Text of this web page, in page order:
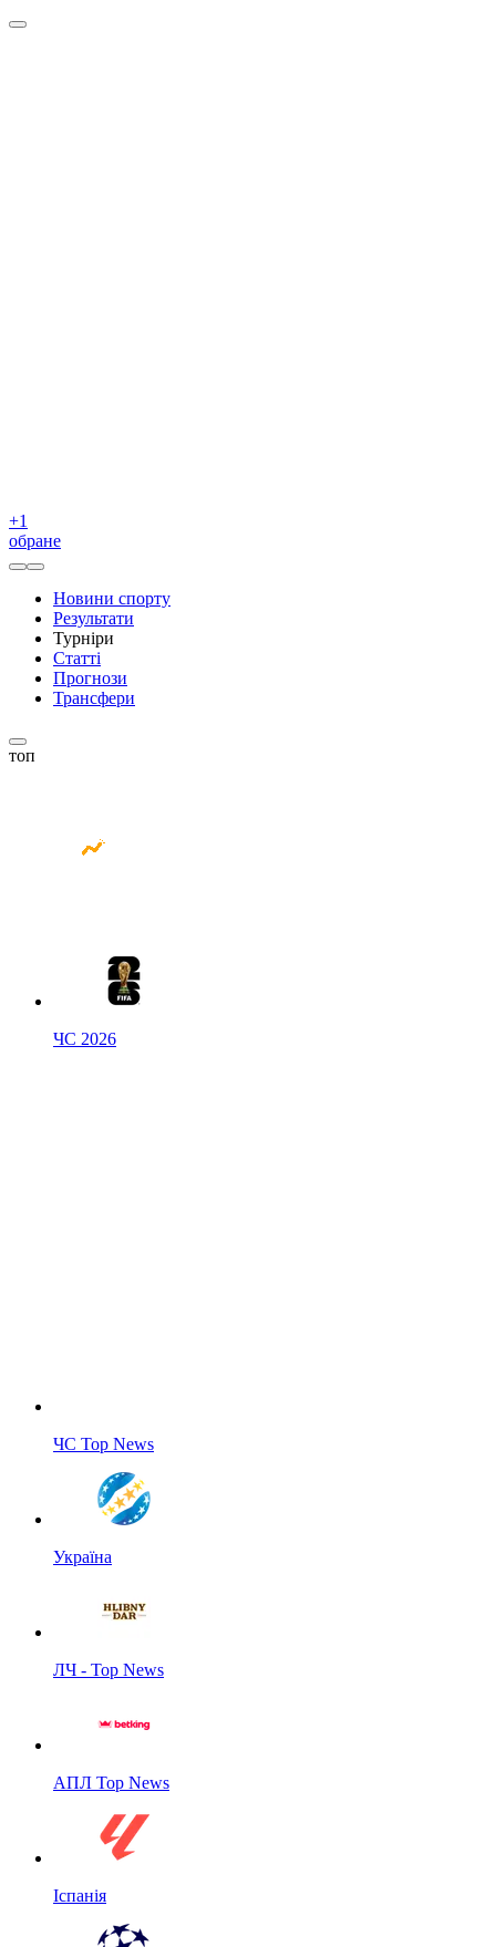
+1
обране
Новини спорту
Результати
Турніри
Статті
Прогнози
Трансфери
топ
ЧС 2026
ЧС Top News
Україна
ЛЧ - Top News
АПЛ Top News
Іспанія